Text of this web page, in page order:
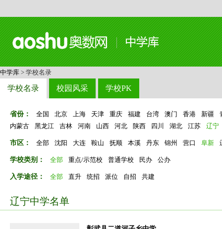
中学库 > 学校名录
学校名录 校园风采 学校PK
省份： 全国 北京 上海 天津 重庆 福建 台湾 澳门 香港 新疆
内蒙古
黑龙江 吉林 河南 山西 河北 陕西 四川 湖北 江苏 辽宁
市区： 全部 沈阳 大连 鞍山 抚顺 本溪 丹东 锦州 营口 阜新
学校类别： 全部 重点/示范校 普通学校 民办 公办
入学途径： 全部 直升 统招 派位 自招 共建
辽宁中学名单